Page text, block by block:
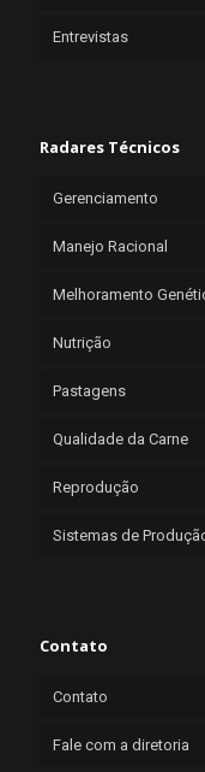
Entrevistas
Radares Técnicos
Gerenciamento
Manejo Racional
Melhoramento
Nutrição
Pastagens
Qualidade da Carne
Reprodução
Sistemas de
Contato
Contato
Fale com a diretoria